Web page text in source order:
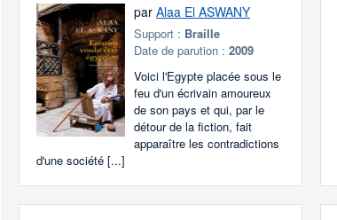
parAlaa El ASWANY
Support : Braille
Date de parution :2009
Voici l'Egypte placée sous le
feu d'un écrivain amoureux
de son pays et qui, par le
détour de la fiction, fait
apparaître les contradictions
d'une société [...]